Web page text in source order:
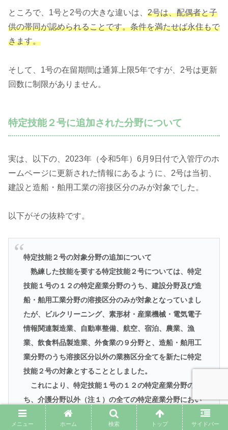
ところで、1号と2号の大きな違いは、 2号は、配偶者と子
供の帯同が認められることです。条件を満たせば永住もで
きます。
そして、1号の在留期間は通算上限5年ですが、2号は更新
回数に制限がありません。
特定技能２号に追加された分野について
実は、以下の、2023年（令和5年）6月9日付で入管庁のホ
ームページに更新された情報にあるように、2号は当初、
建設と造船・舶用工業の溶接区分のみが対象でした。
以下がその抜粋です。
特定技能２号の対象分野の追加について
熟練した技能を要する特定技能２号については、特定
技能１号の１２の特定産業分野のうち、建設分野及び造
船・舶用工業分野の溶接区分のみが対象となっていまし
たが、ビルクリーニング、素形材・産業機械・電気電子
情報関連製造業、自動車整備、航空、宿泊、農業、漁
業、飲食料品製造業、外食業の９分野と、造船・舶用工
業分野のうち溶接区分以外の業務区分全てを新たに特定
技能２号の対象とすることとしました。
これにより、特定技能１号の１２の特定産業分野のう
ち、介護分野以外（注１）の全ての特定産業分野におい
て、特定技能２号の受入れが可能となります（注２）。
（注１）介護分野については、現行の専門的・技術的分
メニュー ホーム 検索 トップ サイドバー